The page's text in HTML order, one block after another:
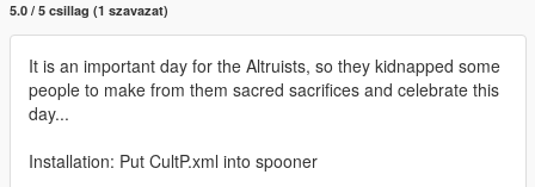
5.0 / 5 csillag (1 szavazat)
It is an important day for the Altruists, so they kidnapped some
people to make from them sacred sacrifices and celebrate this
day...
Installation: Put CultP.xml into spooner